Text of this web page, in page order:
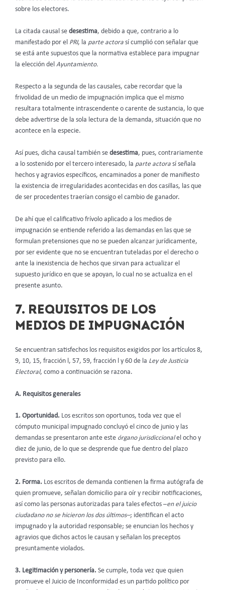
sobre los electores.
La citada causal se desestima, debido a que, contrario a lo
manifestado por el PRI, la parte actora sí cumplió con señalar que
se está ante supuestos que la normativa establece para impugnar
la elección del Ayuntamiento.
Respecto a la segunda de las causales, cabe recordar que la
frivolidad de un medio de impugnación implica que el mismo
resultara totalmente intrascendente o carente de sustancia, lo que
debe advertirse de la sola lectura de la demanda, situación que no
acontece en la especie.
Así pues, dicha causal también se desestima, pues, contrariamente
a lo sostenido por el tercero interesado, la parte actora sí señala
hechos y agravios específicos, encaminados a poner de manifiesto
la existencia de irregularidades acontecidas en dos casillas, las que
de ser procedentes traerían consigo el cambio de ganador.
De ahí que el calificativo frívolo aplicado a los medios de
impugnación se entiende referido a las demandas en las que se
formulan pretensiones que no se pueden alcanzar jurídicamente,
por ser evidente que no se encuentran tuteladas por el derecho o
ante la inexistencia de hechos que sirvan para actualizar el
supuesto jurídico en que se apoyan, lo cual no se actualiza en el
presente asunto.
7. REQUISITOS DE LOS
MEDIOS DE IMPUGNACIÓN
Se encuentran satisfechos los requisitos exigidos por los artículos 8,
9, 10, 15, fracción l, 57, 59, fracción l y 60 de la Ley de Justicia
Electoral, como a continuación se razona.
A. Requisitos generales
1. Oportunidad. Los escritos son oportunos, toda vez que el
cómputo municipal impugnado concluyó el cinco de junio y las
demandas se presentaron ante este órgano jurisdiccionalel ocho y
diez de junio, de lo que se desprende que fue dentro del plazo
previsto para ello.
2. Forma. Los escritos de demanda contienen la firma autógrafa de
quien promueve, señalan domicilio para oír y recibir notificaciones,
así como las personas autorizadas para tales efectos –en el juicio
ciudadano no se hicieron los dos últimos–; identifican el acto
impugnado y la autoridad responsable; se enuncian los hechos y
agravios que dichos actos le causan y señalan los preceptos
presuntamente violados.
3. Legitimación y personería. Se cumple, toda vez que quien
promueve el Juicio de Inconformidad es un partido político por